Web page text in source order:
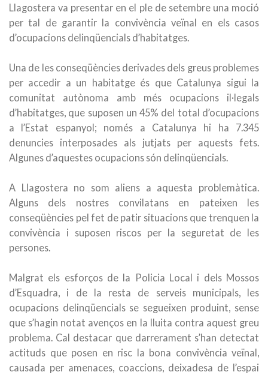
Llagostera va presentar en el ple de setembre una moció
per tal de garantir la convivència veïnal en els casos
d’ocupacions delinqüencials d’habitatges.
Una de les conseqüències derivades dels greus problemes
per accedir a un habitatge és que Catalunya sigui la
comunitat autònoma amb més ocupacions il·legals
d’habitatges, que suposen un 45% del total d’ocupacions
a l’Estat espanyol; només a Catalunya hi ha 7.345
denuncies interposades als jutjats per aquests fets.
Algunes d’aquestes ocupacions són delinqüencials.
A Llagostera no som aliens a aquesta problemàtica.
Alguns dels nostres convilatans en pateixen les
conseqüències pel fet de patir situacions que trenquen la
convivència i suposen riscos per la seguretat de les
persones.
Malgrat els esforços de la Policia Local i dels Mossos
d’Esquadra, i de la resta de serveis municipals, les
ocupacions delinqüencials se segueixen produint, sense
que s’hagin notat avenços en la lluita contra aquest greu
problema. Cal destacar que darrerament s’han detectat
actituds que posen en risc la bona convivència veïnal,
causada per amenaces, coaccions, deixadesa de l’espai